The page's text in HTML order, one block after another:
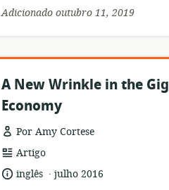
Adicionado outubro 11, 2019
A New Wrinkle in the Gig
Economy
Por Amy Cortese
formato
de
recurso:
Artigo
idioma:
inglês .
datajulho 2016